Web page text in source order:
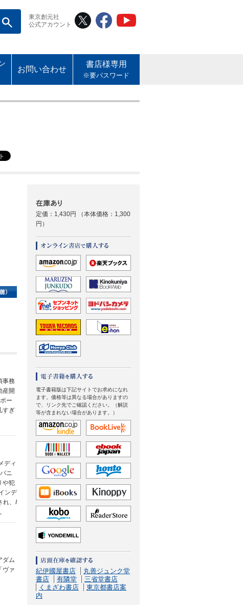
東京創元社
公式アカウント
お問い合わせ
書店様専用
※要パスワード
定価：1,430円
（本体価格：1,300
円）
電子書籍版は下記サイトでお求めになれ
ます。価格等は異なる場合がありますの
で、リンク先でご確認ください。（解説
等が含まれない場合があります。）
紀伊國屋書店
丸善ジュンク堂
書店
有隣堂
三省堂書店
くまざわ書店
東京都書店案
内
事務
産開
ー
すぎ
ディ
ニ
や犯
ンデ
、 I
ダム
ヴァ